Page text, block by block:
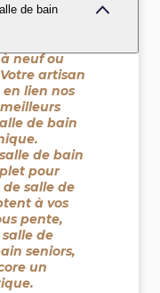
de bain
neuf ou
artisan
en lien nos
de bain
de bain
pour
salle de
à vos
pente,
de
seniors,
un